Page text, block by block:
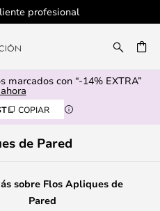
profesional
marcados con “-14% EXTRA”
COPIAR
de Pared
sobre Flos Apliques de
Pared